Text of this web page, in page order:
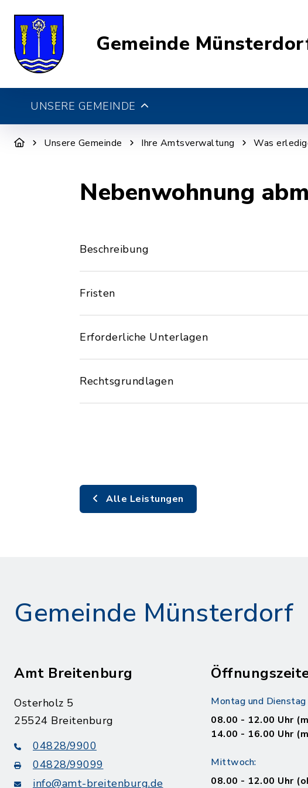
Gemeinde
UNSERE GEMEINDE
Unsere Gemeinde Ihre Amtsverwaltung Was
Nebenwohnung
Beschreibung
Fristen
Erforderliche Unterlagen
Rechtsgrundlagen
Alle Leistungen
Gemeinde Münsterdorf
Amt Breitenburg
Osterholz 5
25524 Breitenburg
04828/9900
04828/99099
info@amt-breitenburg.de
Montag und Dienstag
08.00 - 12.00 Uhr
14.00 - 16.00 Uhr
Mittwoch:
08.00 - 12.00 Uhr